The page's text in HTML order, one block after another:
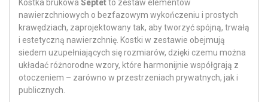
Kostka brukowa Septetto zestaw elementów
nawierzchniowych o bezfazowym wykończeniu i prostych
krawędziach, zaprojektowany tak, aby tworzyć spójną, trwałą
i estetyczną nawierzchnię. Kostki w zestawie obejmują
siedem uzupełniających się rozmiarów, dzięki czemu można
układać różnorodne wzory, które harmonijnie współgrają z
otoczeniem – zarówno w przestrzeniach prywatnych, jak i
publicznych.